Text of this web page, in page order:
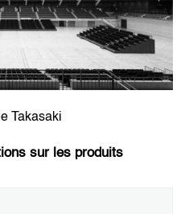
Takasaki
sur les produits